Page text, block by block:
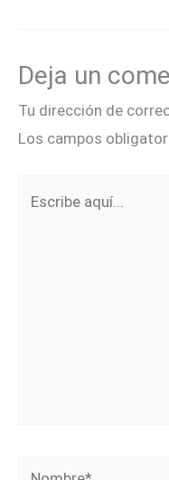
Deja un
Tu dirección de
Los campos
Nombre*